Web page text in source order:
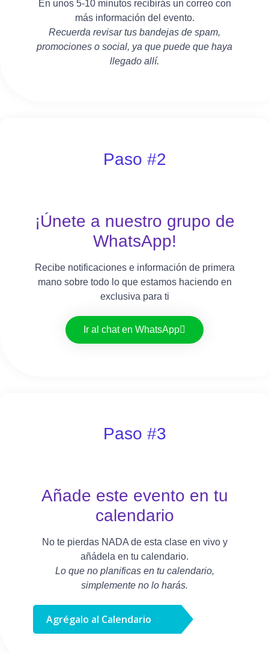
En unos 5-10 minutos recibirás un correo con
más información del evento.
Recuerda revisar tus bandejas de spam,
promociones o social, ya que puede que haya
llegado allí.
Paso #2
¡Únete a nuestro grupo de
WhatsApp!
Recibe notificaciones e información de primera
mano sobre todo lo que estamos haciendo en
exclusiva para ti
Ir al chat en WhatsApp
Paso #3
Añade este evento en tu
calendario
No te pierdas NADA de esta clase en vivo y
añádela en tu calendario.
Lo que no planificas en tu calendario,
simplemente no lo harás.
Agrégalo al Calendario